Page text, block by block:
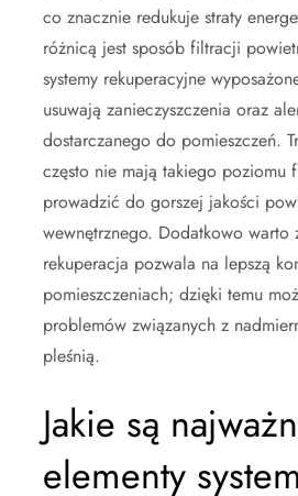
co znacznie redukuje straty
różnicą jest sposób filtracji
systemy rekuperacyjne
usuwają zanieczyszczenia oraz
dostarczanego do pomieszczeń.
często nie mają takiego poziomu
prowadzić do gorszej jakości
wewnętrznego. Dodatkowo warto
rekuperacja pozwala na lepszą
pomieszczeniach; dzięki temu
problemów związanych z
pleśnią.
Jakie są
elementy